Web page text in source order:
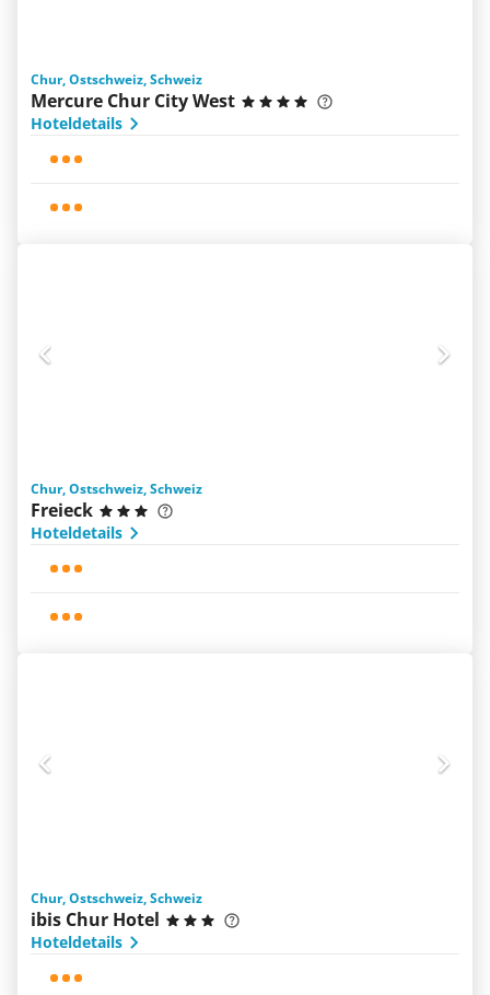
Chur, Ostschweiz, Schweiz
Mercure Chur City West
Hoteldetails
Chur, Ostschweiz, Schweiz
Freieck
Hoteldetails
Chur, Ostschweiz, Schweiz
ibis Chur Hotel
Hoteldetails